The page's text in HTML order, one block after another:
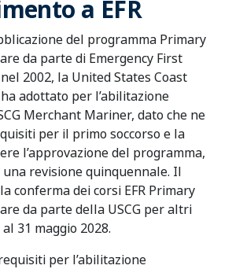
a EFR
del programma Primary
da parte di Emergency First
2002, la United States Coast
adottato per l’abilitazione
Merchant Mariner, dato che ne
per il primo soccorso e la
l’approvazione del programma,
una revisione quinquennale. Il
conferma dei corsi EFR Primary
da parte della USCG per altri
31 maggio 2028.
per l’abilitazione